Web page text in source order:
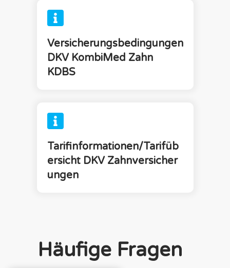
Versicherungsbedingungen
DKV KombiMed Zahn
KDBS
Tarifinformationen/Tarifüb
ersicht DKVZahnversicher
ungen
Häufige Fragen